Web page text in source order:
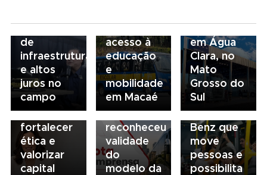
gargalos
de
infraestrutura
e altos
juros no
campo
fortalece
acesso à
educação
e
mobilidade
em Macaé
concessionária
em Água
Clara, no
Mato
Grosso do
Sul
transporte:
BRT
Sorocaba
utiliza
compliance
para
fortalecer
ética e
valorizar
capital
03/08/2026
Sindicato
esclarece
que STF
não
reconheceu
validade
do
modelo da
03/08/2026
Mobilidade
para
todos: o
ônibus
Mercedes-
Benz que
move
pessoas e
possibilita